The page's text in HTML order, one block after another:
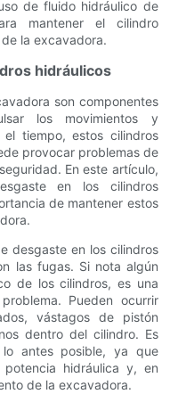
de fluido hidráulico de
mantener el cilindro
la excavadora.
hidráulicos
son componentes
los movimientos y
tiempo, estos cilindros
provocar problemas de
En este artículo,
en los cilindros
de mantener estos
desgaste en los cilindros
las fugas. Si nota algún
de los cilindros, es una
Pueden ocurrir
vástagos de pistón
dentro del cilindro. Es
antes posible, ya que
hidráulica y, en
de la excavadora.